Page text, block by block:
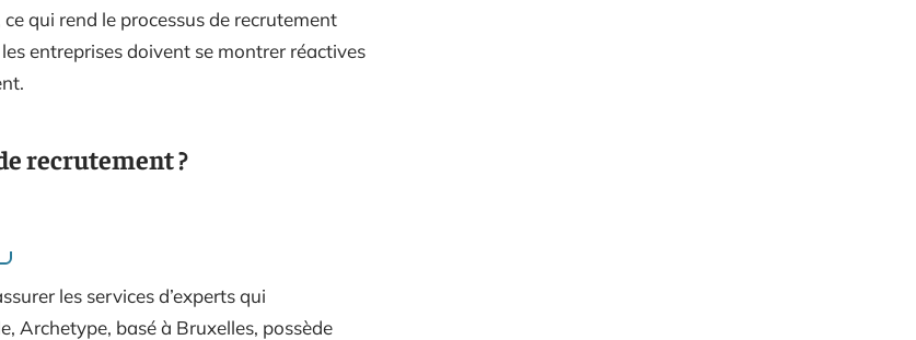
qui rend le processus de recrutement
entreprises doivent se montrer réactives
recrutement ?
les services d’experts qui
Archetype, basé à Bruxelles, possède